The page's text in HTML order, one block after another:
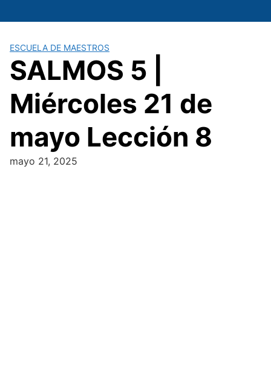
al
ESCUELA DE MAESTROS
SALMOS 5 |
Miércoles 21 de
mayo Lección 8
mayo 21, 2025